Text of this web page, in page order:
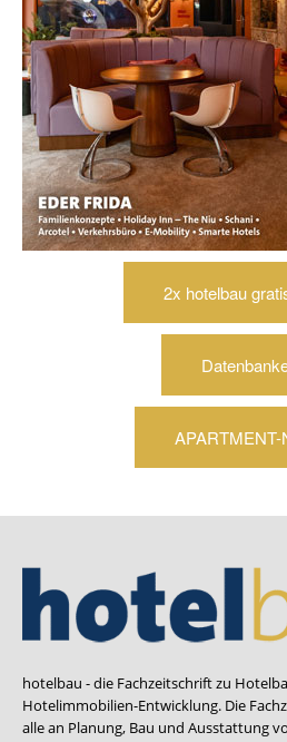
2x hotelbau
APARTMENT-
hotelbau - die Fachzeitschrift zu
Hotelimmobilien-Entwicklung. Die
alle an Planung, Bau und Ausstattung